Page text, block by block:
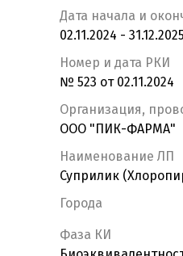
Дата начала и
02.11.2024 - 31.12.2025
Номер и дата РКИ
№ 523 от 02.11.2024
Организация,
ООО "ПИК-ФАРМА"
Наименование ЛП
Суприлик
Города
Фаза КИ